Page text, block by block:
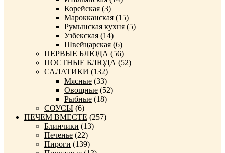
Корейская (3)
Марокканская (15)
Румынская кухня (5)
Узбекская (14)
Швейцарская (6)
ПЕРВЫЕ БЛЮДА (56)
ПОСТНЫЕ БЛЮДА (52)
САЛАТИКИ (132)
Мясные (33)
Овощные (52)
Рыбные (18)
СОУСЫ (6)
ПЕЧЕМ ВМЕСТЕ (257)
Блинчики (13)
Печенье (22)
Пироги (139)